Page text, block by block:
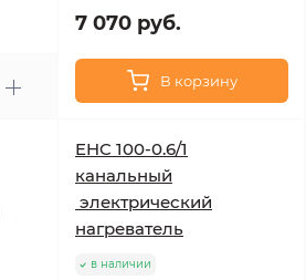
7 070 руб.
В корзину
EHC 100-0.6/1
канальный
электрический
нагреватель
в наличии